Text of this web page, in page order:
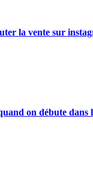
la vente sur
on débute